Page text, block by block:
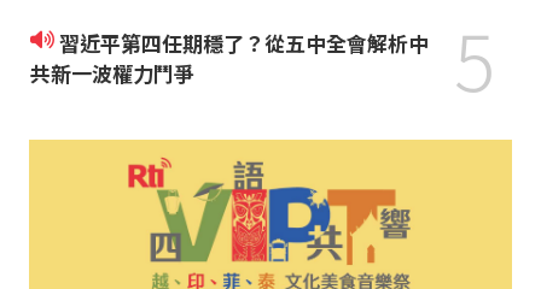
習近平第四任期穩了？從五中全會解析中
共新一波權力鬥爭
5